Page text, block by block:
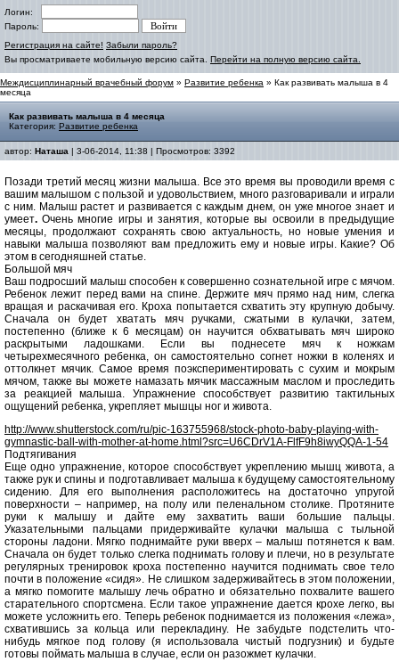
Логин:
Пароль:
Регистрация на сайте! Забыли пароль?
Вы просматриваете мобильную версию сайта. Перейти на полную версию сайта.
Междисциплинарный врачебный форум » Развитие ребенка » Как развивать малыша в 4
месяца
Как развивать малыша в 4 месяца
Категория: Развитие ребенка
автор: Наташа | 3-06-2014, 11:38 | Просмотров: 3392
Позади третий месяц жизни малыша. Все это время вы проводили время с
вашим малышом с пользой и удовольствием, много разговаривали и играли
с ним. Малыш растет и развивается с каждым днем, он уже многое знает и
умеет.Очень многие игры и занятия, которые вы освоили в предыдущие
месяцы, продолжают сохранять свою актуальность, но новые умения и
навыки малыша позволяют вам предложить ему и новые игры. Какие? Об
этом в сегодняшней статье.
Большой мяч
Ваш подросший малыш способен к совершенно сознательной игре с мячом.
Ребенок лежит перед вами на спине. Держите мяч прямо над ним, слегка
вращая и раскачивая его. Кроха попытается схватить эту крупную добычу.
Сначала он будет хватать мяч ручками, сжатыми в кулачки, затем,
постепенно (ближе к 6 месяцам) он научится обхватывать мяч широко
раскрытыми ладошками. Если вы поднесете мяч к ножкам
четырехмесячного ребенка, он самостоятельно согнет ножки в коленях и
оттолкнет мячик. Самое время поэкспериментировать с сухим и мокрым
мячом, также вы можете намазать мячик массажным маслом и проследить
за реакцией малыша. Упражнение способствует развитию тактильных
ощущений ребенка, укрепляет мышцы ног и живота.
http://www.shutterstock.com/ru/pic-163755968/stock-photo-baby-playing-with-
gymnastic-ball-with-mother-at-home.html?src=U6CDrV1A-FlfF9h8iwyQQA-1-54
Подтягивания
Еще одно упражнение, которое способствует укреплению мышц живота, а
также рук и спины и подготавливает малыша к будущему самостоятельному
сидению. Для его выполнения расположитесь на достаточно упругой
поверхности – например, на полу или пеленальном столике. Протяните
руки к малышу и дайте ему захватить ваши большие пальцы.
Указательными пальцами придерживайте кулачки малыша с тыльной
стороны ладони. Мягко поднимайте руки вверх – малыш потянется к вам.
Сначала он будет только слегка поднимать голову и плечи, но в результате
регулярных тренировок кроха постепенно научится поднимать свое тело
почти в положение «сидя». Не слишком задерживайтесь в этом положении,
а мягко помогите малышу лечь обратно и обязательно похвалите вашего
старательного спортсмена. Если такое упражнение дается крохе легко, вы
можете усложнить его. Теперь ребенок поднимается из положения «лежа»,
схватившись за кольца или перекладину. Не забудьте подстелить что-
нибудь мягкое под голову (я использовала чистый подгузник) и будьте
готовы поймать малыша в случае, если он разожмет кулачки.